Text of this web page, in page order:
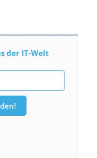
der IT-Welt